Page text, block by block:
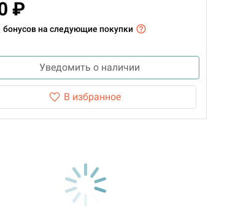
₽
бонусов на следующие покупки
Уведомить о наличии
В избранное